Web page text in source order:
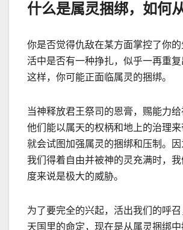
什么是属灵捆绑，如何
你是否觉得仇敌在某方面掌控了你
活中是否有一种挣扎，似乎一再重
这样，你可能正面临属灵的捆绑。
当神释放君王祭司的恩膏，赐能力
他们能以属天的权柄和地上的治理
就会试图加强属灵的捆绑和压制。
我们得着自由并被神的灵充满时，我
度来说是极大的威胁。
为了要完全的兴起，活出我们的呼
天国里的命定，现在是从属灵捆绑